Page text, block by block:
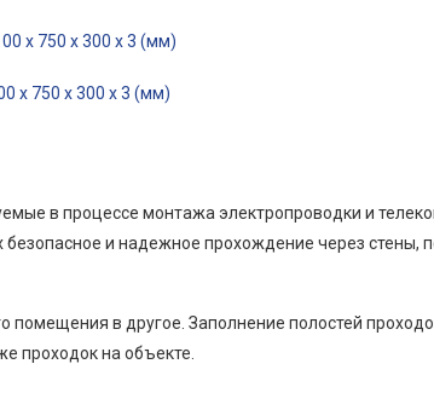
x 750 x 300 x 3 (мм)
x 750 x 300 x 3 (мм)
в процессе монтажа электропроводки и
и надежное прохождение через стены,
помещения в другое. Заполнение полостей
проходок на объекте.